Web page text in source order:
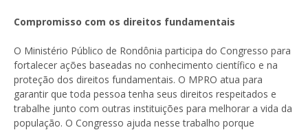
Compromisso com os direitos fundamentais
O Ministério Público de Rondônia participa do Congresso para
fortalecer ações baseadas no conhecimento científico e na
proteção dos direitos fundamentais. O MPRO atua para
garantir que toda pessoa tenha seus direitos respeitados e
trabalhe junto com outras instituições para melhorar a vida da
população. O Congresso ajuda nesse trabalho porque